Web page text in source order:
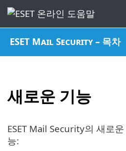
ESET Mail Security – 목차
새로운 기능
ESET Mail Security의 새로
능: